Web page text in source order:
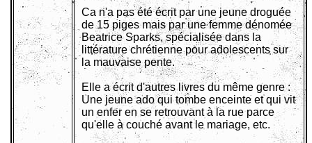
Ca n'a pas été écrit par une jeune droguée
de 15 piges mais par une femme dénomée
Beatrice Sparks, spécialisée dans la
littérature chrétienne pour adolescents sur
la mauvaise pente.
Elle a écrit d'autres livres du même genre :
Une jeune ado qui tombe enceinte et qui vit
un enfer en se retrouvant à la rue parce
qu'elle à couché avant le mariage, etc.